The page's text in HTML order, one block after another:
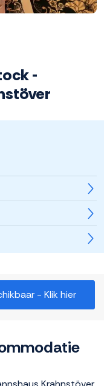
-
- Klik hier